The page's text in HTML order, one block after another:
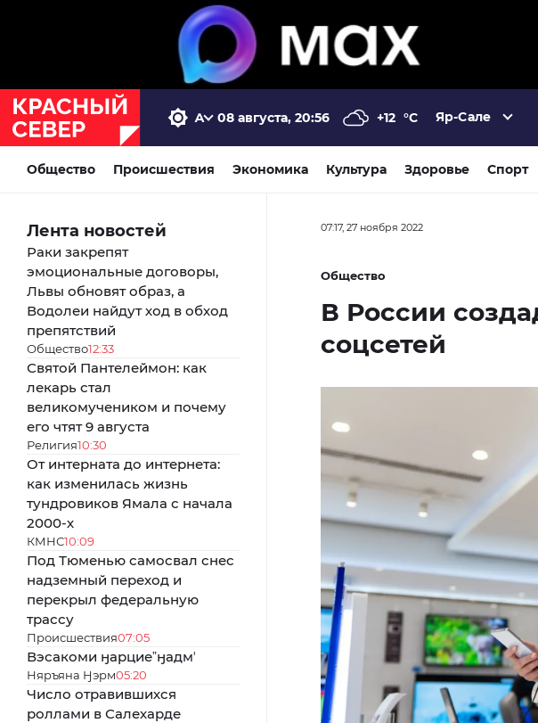
08 августа, 20:56 +12 °C Яр-Сале
Общество Происшествия Экономика Культура Здоровье Спорт
Лента новостей
Раки закрепят
эмоциональные договоры,
Львы обновят образ, а
Водолеи найдут ход в обход
препятствий
Общество12:33
Святой Пантелеймон: как
лекарь стал
великомучеником и почему
его чтят 9 августа
Религия10:30
От интерната до интернета:
как изменилась жизнь
тундровиков Ямала с начала
2000-х
КМНС10:09
Под Тюменью самосвал снес
надземный переход и
перекрыл федеральную
трассу
Происшествия07:05
Вэсакоми ӈарциеˮӈадмʼ
Няръяна Ӈэрм05:20
Число отравившихся
роллами в Салехарде
07:17, 27 ноября 2022
Общество
В России
соцсетей